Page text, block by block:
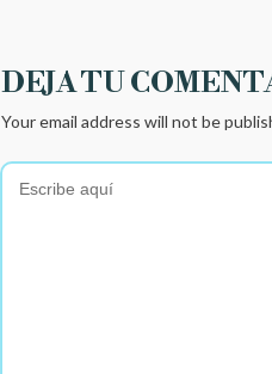
DEJA TU
Your email address will not be